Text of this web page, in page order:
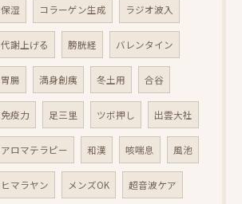
保湿 コラーゲン生成 ラジオ波入
代謝上げる 膀胱経 バレンタイン
胃腸 満身創痍 冬土用 合谷
免疫力 足三里 ツボ押し 出雲大社
アロマテラピー 和漢 咳喘息 風池
ヒマラヤン メンズOK 超音波ケア